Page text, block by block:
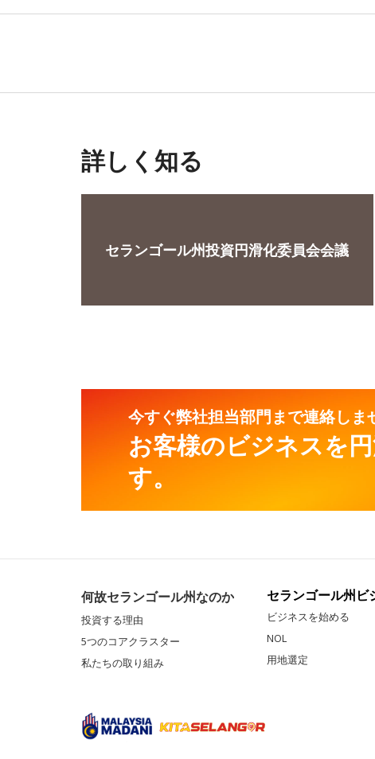
詳しく知る
セランゴール州投資円滑化委員会会議
今すぐ弊社担当部門まで連絡しま
お客様のビジネスを
す。
何故セランゴール州なのか
投資する理由
5つのコアクラスター
私たちの取り組み
セランゴール州ビ
ビジネスを始める
NOL
用地選定